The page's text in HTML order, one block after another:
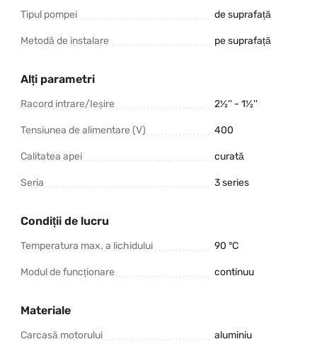
Tipul pompei de suprafață
Metodă de instalare pe suprafață
Alți parametri
Racord intrare/Ieșire 2½'' - 1½''
Tensiunea de alimentare (V) 400
Calitatea apei curată
Seria 3 series
Condiții de lucru
Temperatura max. a lichidului 90 °C
Modul de funcționare continuu
Materiale
Carcasă motorului aluminiu